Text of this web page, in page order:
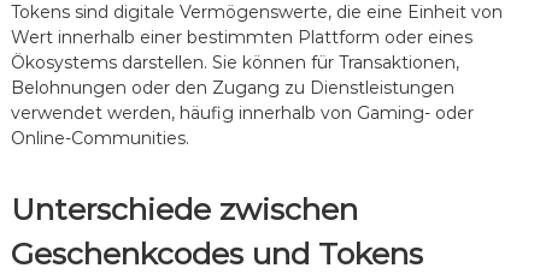
i
s
c
h
p
,
B
e
g
Tokens sind digitale Vermögenswerte, die eine Einheit von
Wert innerhalb einer bestimmten Plattform oder eines
Ökosystems darstellen. Sie können für Transaktionen,
Belohnungen oder den Zugang zu Dienstleistungen
verwendet werden, häufig innerhalb von Gaming- oder
Online-Communities.
Unterschiede zwischen
Geschenkcodes und Tokens